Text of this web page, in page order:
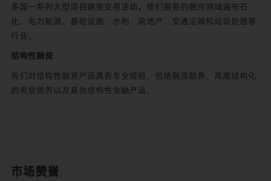
多国一系列大型项目融资交易活动。我们服务的融资领域遍布石
化、电力能源、基础设施、水利、房地产、交通运输和垃圾处理等
行业。
结构性融资
我们对结构性融资产品具有专业经验，包括融资融券、高度结构化
的夹层债务以及其他结构性金融产品。
市场赞誉